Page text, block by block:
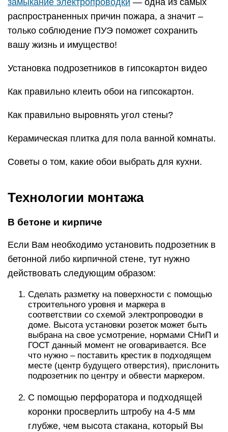
замыкание электропроводки — одна из самых
распространенных причин пожара, а значит –
только соблюдение ПУЭ поможет сохранить
вашу жизнь и имущество!
Установка подрозетников в гипсокартон видео
Как правильно клеить обои на гипсокартон.
Как правильно выровнять угол стены?
Керамическая плитка для пола ванной комнаты.
Советы о том, какие обои выбрать для кухни.
Технологии монтажа
В бетоне и кирпиче
Если Вам необходимо установить подрозетник в
бетонной либо кирпичной стене, тут нужно
действовать следующим образом:
Сделать разметку на поверхности с помощью
строительного уровня и маркера в
соответствии со схемой электропроводки в
доме. Высота установки розеток может быть
выбрана на свое усмотрение, нормами СНиП и
ГОСТ данный момент не оговаривается. Все
что нужно – поставить крестик в подходящем
месте (центр будущего отверстия), прислонить
подрозетник по центру и обвести маркером.
С помощью перфоратора и подходящей
коронки просверлить штробу на 4-5 мм
глубже, чем высота стакана, который Вы